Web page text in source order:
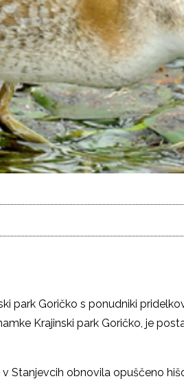
park Goričko s ponudniki
Krajinski park Goričko, je
Stanjevcih obnovila opuščeno